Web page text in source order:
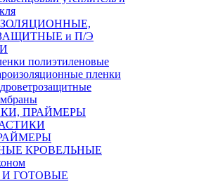
и П/Э
полиэтиленовые
пленки
ПРАЙМЕРЫ
КРОВЕЛЬНЫЕ
ГОТОВЫЕ